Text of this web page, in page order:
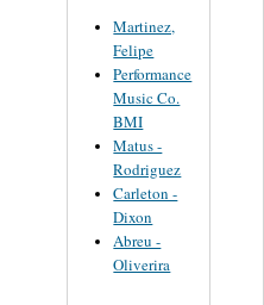
Martinez,
Felipe
Performance
Music Co.
BMI
Matus -
Rodriguez
Carleton -
Dixon
Abreu -
Oliverira